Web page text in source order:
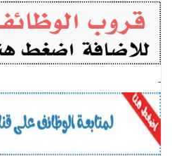
-